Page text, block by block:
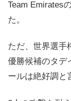
Team Emirates
た。
ただ、世界選手
優勝候補のタデ
ールは絶好調と